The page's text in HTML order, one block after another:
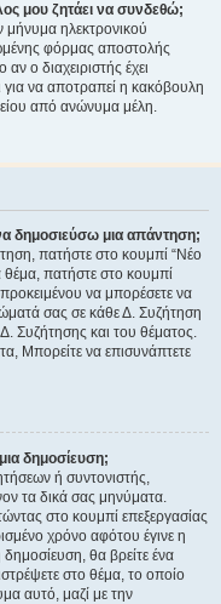
μου ζητάει να συνδεθώ;
μήνυμα ηλεκτρονικού
φόρμας αποστολής
ο διαχειριστής έχει
για να αποτραπεί η κακόβουλη
από ανώνυμα μέλη.
δημοσιεύσω μια απάντηση;
πατήστε στο κουμπί “Νέο
θέμα, πατήστε στο κουμπί
να μπορέσετε να
σας σε κάθε Δ. Συζήτηση
Συζήτησης και του θέματος.
Μπορείτε να επισυνάπτετε
δημοσίευση;
ή συντονιστής,
τα δικά σας μηνύματα.
στο κουμπί επεξεργασίας
χρόνο αφότου έγινε η
θα βρείτε ένα
στο θέμα, το οποίο
αυτό, μαζί με την